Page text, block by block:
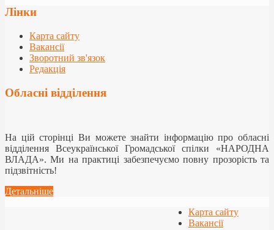
Лінки
Карта сайту
Вакансії
Зворотний зв'язок
Редакція
Обласні відділення
На цій сторінці Ви можете знайти інформацію про обласні
відділення Всеукраїнської Громадської спілки «НАРОДНА
ВЛАДА». Ми на практиці забезпечуємо повну прозорість та
підзвітність!
Детальніше
Карта сайту
Вакансії